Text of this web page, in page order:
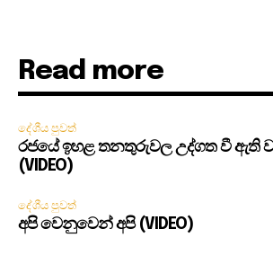
Read more
දේශීය පුවත්
රජයේ ඉහළ තනතුරුවල උද්ගත වී ඇති
(VIDEO)
දේශීය පුවත්
අපි වෙනුවෙන් අපි (VIDEO)